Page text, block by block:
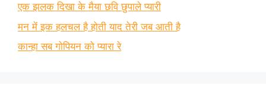
एक झलक दिखा के मैया छवि छुपाले प्यारी
मन में इक हलचल है होती याद तेरी जब आती है
कान्हा सब गोपियन को प्यारा रे